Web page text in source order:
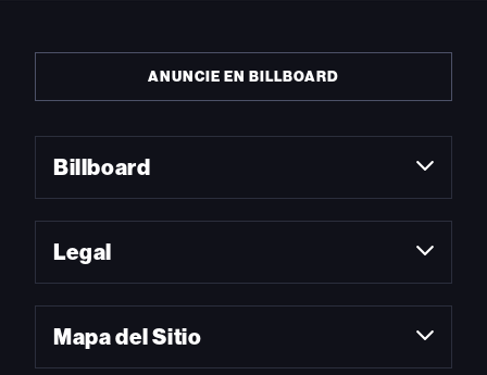
ANUNCIE EN BILLBOARD
Billboard
Legal
Mapa del Sitio